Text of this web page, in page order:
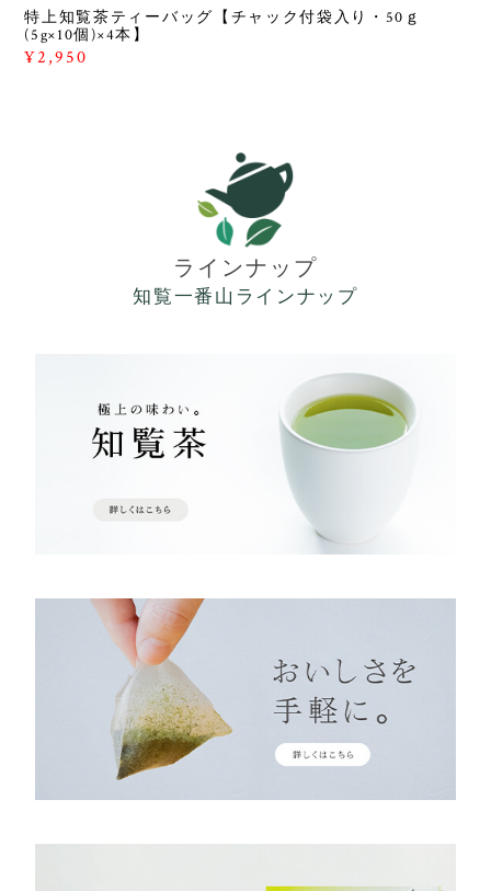
特上知覧茶ティーバッグ【チャック付袋入り・50ｇ
(5g×10個)×4本】
¥2,950
ラインナップ
知覧一番山ラインナップ